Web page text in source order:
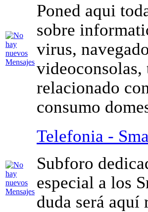
Poned aqui
sobre
virus,
relacionado
consumo
Telefonia -
Subforo
especial a los
duda será aquí